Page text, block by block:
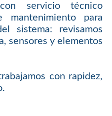
servicio técnico
para
sistema: revisamos
sensores y elementos
con rapidez,